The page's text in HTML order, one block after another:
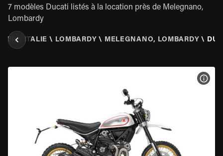
7 modèles Ducati listés à la location près de Melegnano,
Lombardy
ITALIE \ LOMBARDY \ MELEGNANO, LOMBARDY \